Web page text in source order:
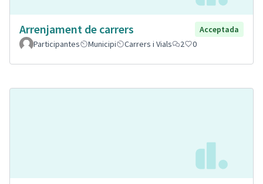
Arrenjament de carrers
Acceptada
Participantes
Municipi Carrers i Vials 2 0